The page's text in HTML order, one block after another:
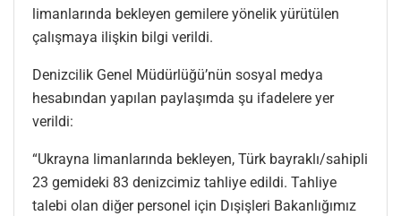
limanlarında bekleyen gemilere yönelik yürütülen
çalışmaya ilişkin bilgi verildi.
Denizcilik Genel Müdürlüğü’nün sosyal medya
hesabından yapılan paylaşımda şu ifadelere yer
verildi:
“Ukrayna limanlarında bekleyen, Türk bayraklı/sahipli
23 gemideki 83 denizcimiz tahliye edildi. Tahliye
talebi olan diğer personel için Dışişleri Bakanlığımız